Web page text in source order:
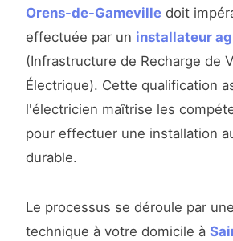
Orens-de-Gameville doit
effectuée par un installateur
(Infrastructure de Recharge de
Électrique). Cette qualification
l'électricien maîtrise les
pour effectuer une installation
durable.
Le processus se déroule par
technique à votre domicile à